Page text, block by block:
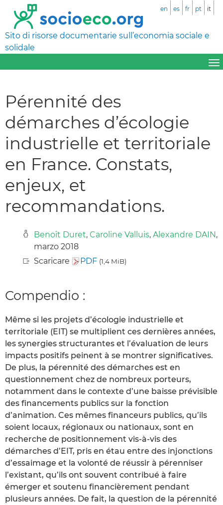
Sito di risorse documentarie sull’economia sociale e
solidale
en es fr pt it
Pérennité des
démarches d’écologie
industrielle et territoriale
en France. Constats,
enjeux, et
recommandations.
Benoît Duret, Caroline Valluis, Alexandre DAIN,
marzo 2018
Scaricare
PDF (1,4 MiB)
Compendio :
Même si les projets d’écologie industrielle et
territoriale (EIT) se multiplient ces dernières années,
les synergies structurantes et l’évaluation de leurs
impacts positifs peinent à se montrer significatives.
De plus, la pérennité des démarches est en
questionnement chez de nombreux porteurs,
notamment dans le contexte d’une baisse prévisible
des financements publics sur la fonction
d’animation. Ces mêmes financeurs publics, qu’ils
soient locaux, régionaux ou nationaux, sont en
recherche de positionnement vis-à-vis des
démarches d’EIT, pris en étau entre des injonctions
d’essaimage et la volonté de réussir à pérenniser
l’existant, qu’ils ont souvent contribué à faire
émerger et soutenu financièrement pendant
plusieurs années. De fait, la question de la pérennité